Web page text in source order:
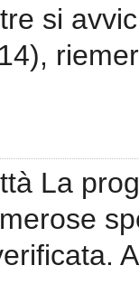
si
La